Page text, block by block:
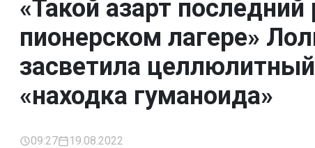
«Такой азарт
пионерском лагере»
засветила
«находка гуманоида»
09:27 19.08.2022